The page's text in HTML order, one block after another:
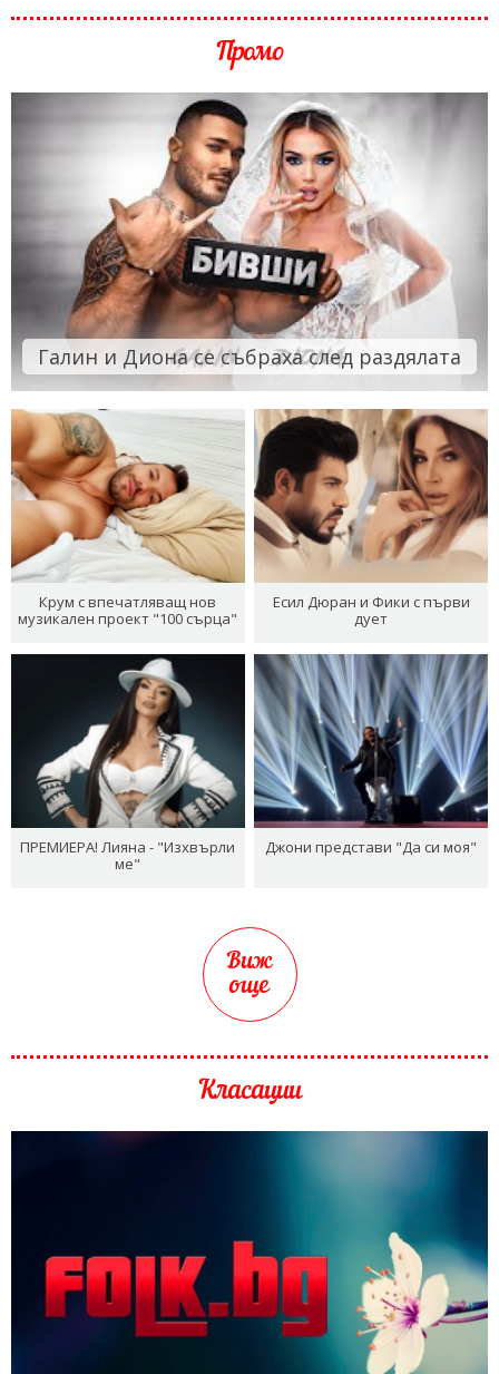
Промо
Галин и Диона се събраха след раздялата
Крум с впечатляващ нов
музикален проект "100 сърца"
Есил Дюран и Фики с първи
дует
ПРЕМИЕРА! Лияна - "Изхвърли
ме"
Джони представи "Да си моя"
Виж
още
Класации